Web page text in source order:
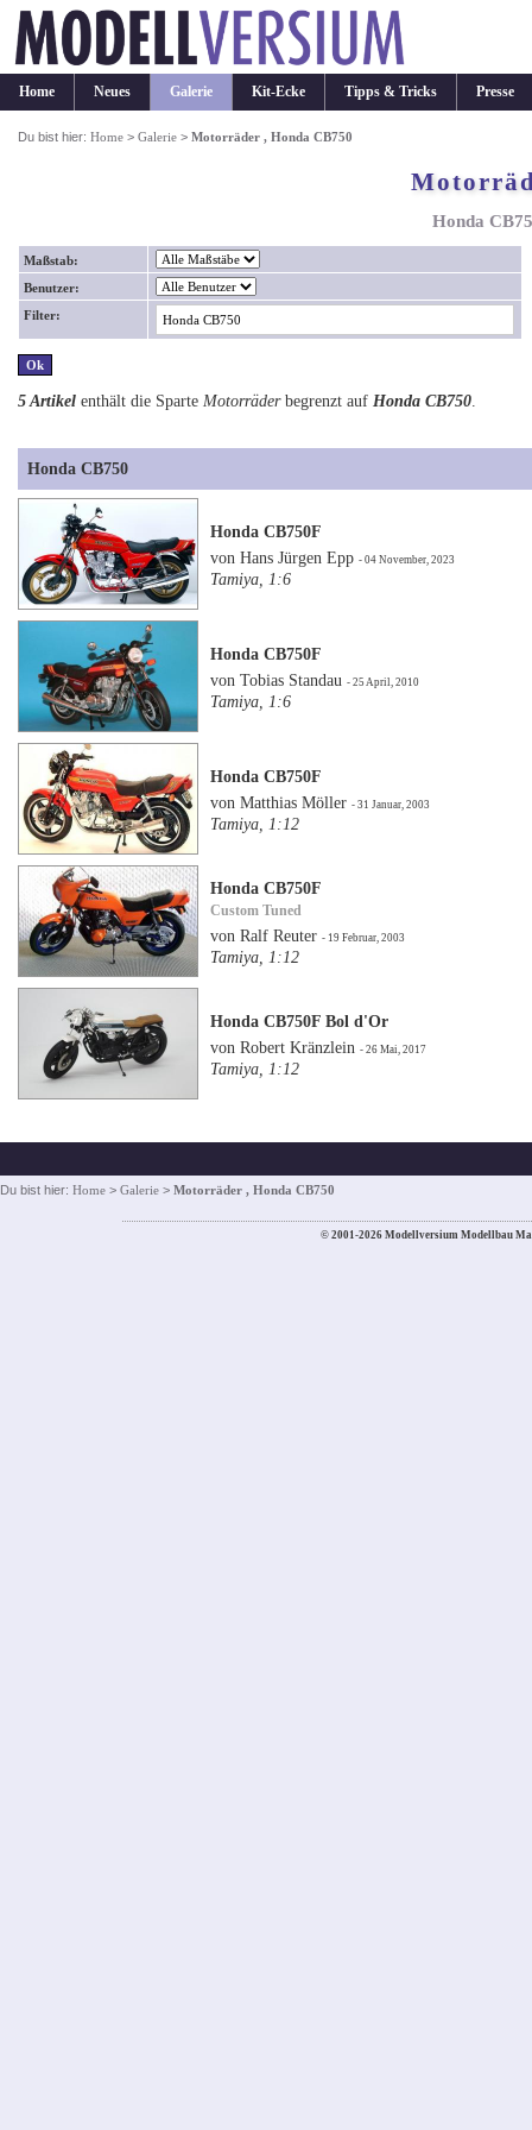
Home Neues Galerie Kit-Ecke Tipps & Tricks Presse
Du bist hier:Home >Galerie >Motorräder , Honda CB750
Honda
Maßstab:
Benutzer:
Filter:
5 Artikel enthält die Sparte Motorräderbegrenzt auf Honda CB750
Honda CB750
Honda CB750F
von Hans Jürgen Epp- 04 November, 2023
Tamiya, 1:6
Honda CB750F
von Tobias Standau- 25 April, 2010
Tamiya, 1:6
Honda CB750F
von Matthias Möller- 31 Januar, 2003
Tamiya, 1:12
Honda CB750F
Custom Tuned
von Ralf Reuter- 19 Februar, 2003
Tamiya, 1:12
Honda CB750F Bol d'Or
von Robert Kränzlein- 26 Mai, 2017
Tamiya, 1:12
Du bist hier: Home > Galerie > Motorräder , Honda CB750
© 2001-2026 Modellversium Modellbau